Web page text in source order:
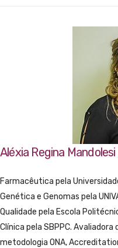
Aléxia Regina
Farmacêutica pela
Genética e Genomas pela
Qualidade pela Escola
Clínica pela SBPPC.
metodologia ONA,